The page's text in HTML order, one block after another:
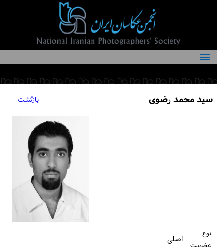
درباره انجمن
کمیته‌های انجمن
سید محمد رضوی بازگشت
نوع
عضویت
اصلی